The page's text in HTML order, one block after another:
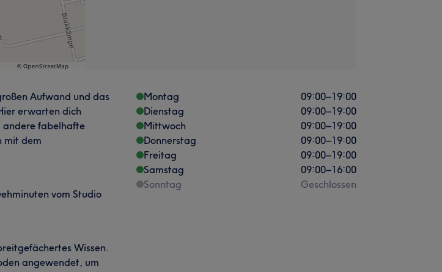
Aufwand und das
erwarten dich
andere fabelhafte
mit dem
vom Studio
Wissen.
angewendet, um
Montag 09:00–19:00
Dienstag
09:00–19:00
Mittwoch
09:00–19:00
Donnerstag
09:00–19:00
Freitag
09:00–19:00
Samstag
09:00–16:00
Sonntag
Geschlossen